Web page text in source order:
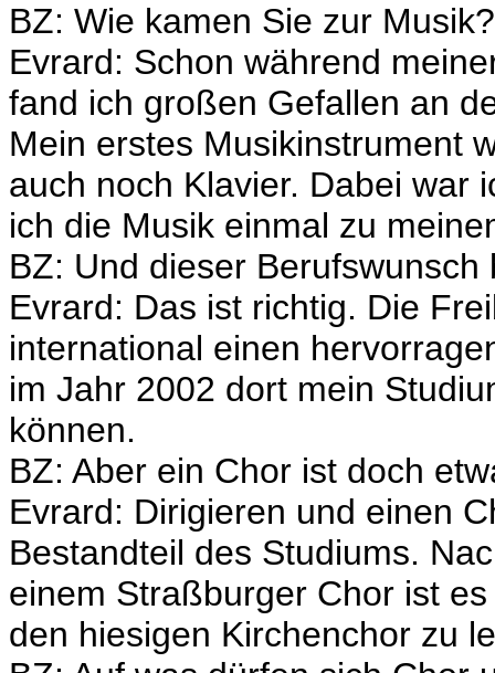
BZ: Wie kamen Sie zur
Evrard: Schon während
fand ich großen Gefallen an
Mein erstes Musikinstrument
auch noch Klavier. Dabei war
ich die Musik einmal zu
BZ: Und dieser
Evrard: Das ist richtig. Die
international einen
im Jahr 2002 dort mein
können.
BZ: Aber ein Chor ist doch
Evrard: Dirigieren und einen
Bestandteil des Studiums.
einem Straßburger Chor ist
den hiesigen Kirchenchor zu